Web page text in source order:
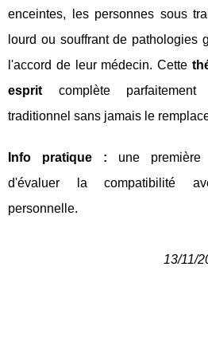
enceintes, les personnes sous
lourd ou souffrant de pathologies
l'accord de leur médecin. Cette
esprit complète
traditionnel sans jamais le
Info pratique : une première
d'évaluer la compatibilité
personnelle.
13/11/